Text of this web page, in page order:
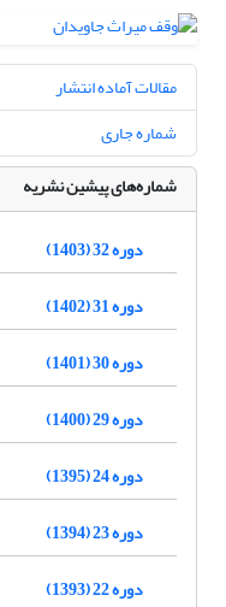
مقالات آماده انتشار
شماره جاری
شماره‌های پیشین نشریه
دوره 32 (1403)
دوره 31 (1402)
دوره 30 (1401)
دوره 29 (1400)
دوره 24 (1395)
دوره 23 (1394)
دوره 22 (1393)